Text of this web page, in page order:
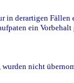
derartigen
ein
nicht